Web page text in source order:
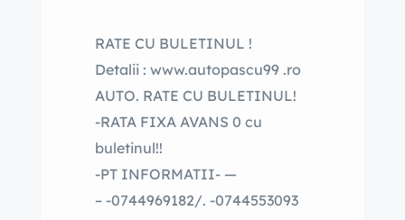
RATE CU BULETINUL !
Detalii : www.autopascu99 .ro
AUTO. RATE CU BULETINUL!
-RATA FIXA AVANS 0 cu
buletinul!!
-PT INFORMATII- —
– -0744969182/. -0744553093